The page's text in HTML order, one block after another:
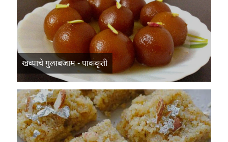
खव्याचे गुलाबजाम - पाककृती